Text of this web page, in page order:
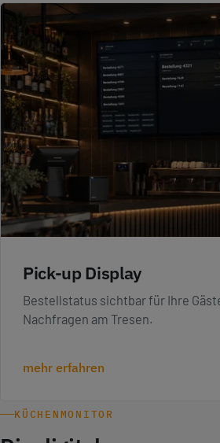
Pick-up Display
Bestellstatus sichtbar für Ihre
Nachfragen am Tresen.
mehr erfahren
KÜCHENMONITOR